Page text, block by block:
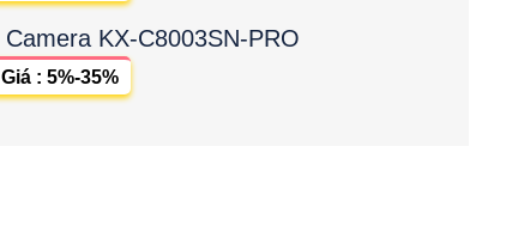
Camera KX-C8003SN-PRO
Giá : 5%-35%